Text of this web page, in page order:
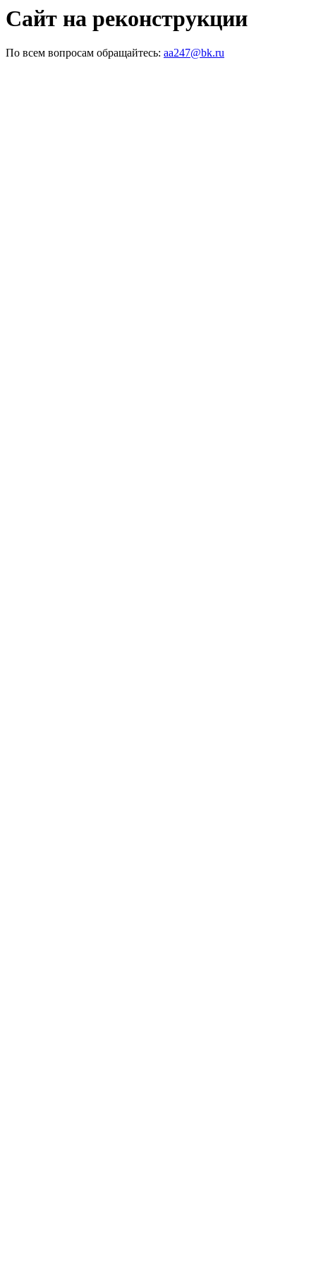
Сайт на реконструкции
По всем вопросам обращайтесь: aa247@bk.ru